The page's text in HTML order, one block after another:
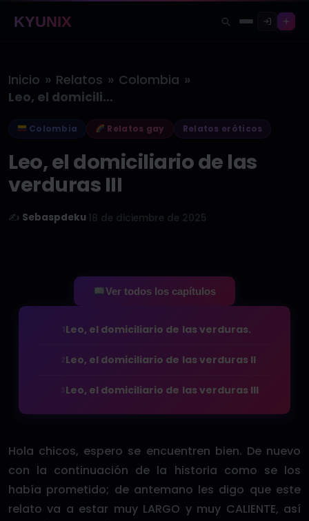
KYUNIX
Inicio » Relatos » Colombia »
Leo, el domiciliario de las verduras…
Colombia Relatos gay Relatos eróticos
Leo, el domiciliario de las
verduras III
✍️ Sebaspdeku 18 de diciembre de 2025
Ver todos los capítulos
Leo, el domiciliario de las verduras.
Leo, el domiciliario de las verduras II
Leo, el domiciliario de las verduras III
Hola chicos, espero se encuentren bien. De nuevo
con la continuación de la historia como se los
había prometido; de antemano les digo que este
relato va a estar muy LARGO y muy CALIENTE, así